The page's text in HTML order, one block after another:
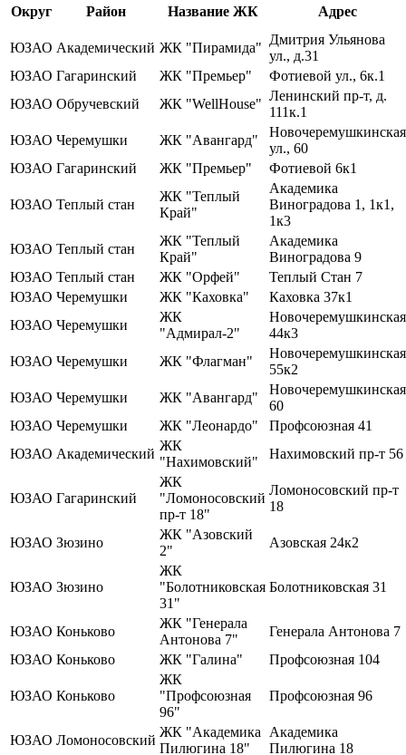
Округ Район Название ЖК Адрес
ЮЗАО Академический ЖК "Пирамида"
Дмитрия Ульянова
ул., д.31
ЮЗАО Гагаринский ЖК "Премьер"
Фотиевой ул., 6к.1
ЮЗАО Обручевский ЖК "WellHouse"
Ленинский пр-т, д.
111к.1
ЮЗАО Черемушки ЖК "Авангард"
Новочеремушкинская
ул., 60
ЮЗАО Гагаринский ЖК "Премьер" Фотиевой 6к1
ЮЗАО Теплый стан
ЖК "Теплый
Край"
Академика
Виноградова 1, 1к1,
1к3
ЮЗАО Теплый стан
ЖК "Теплый
Край"
Академика
Виноградова 9
ЮЗАО Теплый стан ЖК "Орфей"
Теплый Стан 7
ЮЗАО Черемушки ЖК "Каховка"
Каховка 37к1
ЮЗАО Черемушки
ЖК
"Адмирал-2"
Новочеремушкинская
44к3
ЮЗАО Черемушки ЖК "Флагман"
Новочеремушкинская
55к2
ЮЗАО Черемушки ЖК "Авангард"
Новочеремушкинская
60
ЮЗАО Черемушки ЖК "Леонардо"
Профсоюзная 41
ЮЗАО Академический
ЖК
"Нахимовский"
Нахимовский пр-т 56
ЮЗАО Гагаринский
ЖК
"Ломоносовский
пр-т 18"
Ломоносовский пр-т
18
ЮЗАО Зюзино
ЖК "Азовский
2"
Азовская 24к2
ЮЗАО Зюзино
ЖК
"Болотниковская
31"
Болотниковская 31
ЮЗАО Коньково
ЖК "Генерала
Антонова 7"
Генерала Антонова 7
ЮЗАО Коньково ЖК "Галина" Профсоюзная 104
ЮЗАО Коньково
ЖК
"Профсоюзная
96"
Профсоюзная 96
ЮЗАО Ломоносовский
ЖК "Академика
Пилюгина 18"
Академика
Пилюгина 18